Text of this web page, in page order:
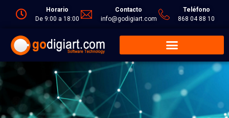
Horario
De 9:00 a 18:00
Contacto
info@godigiart.com
Teléfono
868 04 88 10